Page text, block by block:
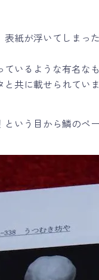
紙が浮いてしまっ
いるような有名な
共に載せられていま
いう目から鱗のペー